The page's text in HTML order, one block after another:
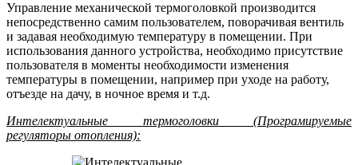
Управление механической термоголовкой производится
непосредственно самим пользователем, поворачивая вентиль
и задавая необходимую температуру в помещении. При
использования данного устройства, необходимо присутствие
пользователя в моменты необходимости изменения
температуры в помещении, например при уходе на работу,
отъезде на дачу, в ночное время и т.д.
Интелектуальные термоголовки (Програмируемые
регуляторы отопления):